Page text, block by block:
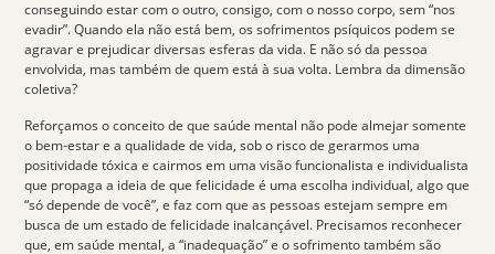
conseguindo estar com o outro, consigo, com o nosso corpo, sem “nos
evadir”. Quando ela não está bem, ossofrimentos psíquicos podem se
agravar e prejudicar diversas esferas da vida. E não só da pessoa
envolvida, mas também de quem está à sua volta. Lembra da dimensão
coletiva?
Reforçamos o conceito de que saúde mental não pode almejar somente
o bem-estar e a qualidade de vida, sob o risco de gerarmos uma
positividade tóxica e cairmos em uma visão funcionalista e individualista
que propaga a ideia de que felicidade é uma escolha individual, algo que
“só depende de você”, e faz com que as pessoas estejam sempre em
busca de um estado de felicidade inalcançável. Precisamos reconhecer
que, em saúde mental, a “inadequação” e o sofrimento também são